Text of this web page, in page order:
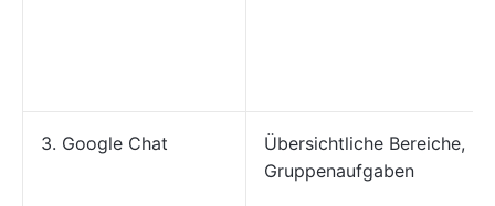
3. Google Chat
Übersichtliche Bereiche,
Gruppenaufgaben